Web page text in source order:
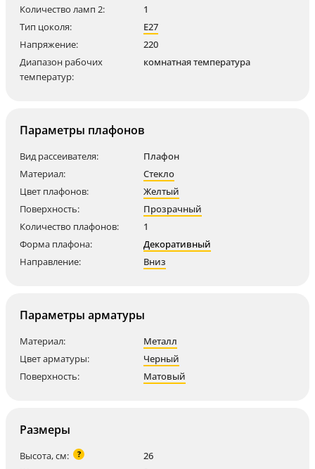
Количество ламп 2:
1
Тип цоколя:
E27
Напряжение:
220
Диапазон рабочих
температур:
комнатная температура
Параметры плафонов
Вид рассеивателя:
Плафон
Материал:
Стекло
Цвет плафонов:
Желтый
Поверхность:
Прозрачный
Количество плафонов:
1
Форма плафона:
Декоративный
Направление:
Вниз
Параметры арматуры
Материал:
Металл
Цвет арматуры:
Черный
Поверхность:
Матовый
Размеры
Высота, см: ?
26